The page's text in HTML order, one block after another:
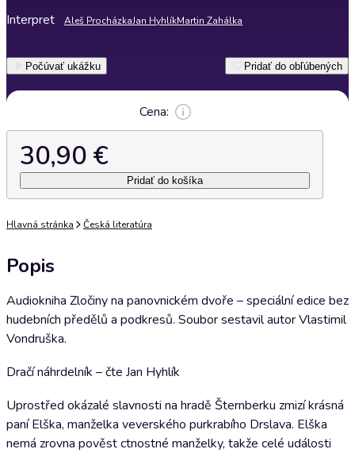
Interpret Aleš ProcházkaJan HyhlíkMartin Zahálka
Počúvať ukážku Pridať do obľúbených
Cena:
30,90 €
Pridať do košíka
Hlavná stránka Česká literatúra
Popis
Audiokniha Zločiny na panovnickém dvoře – speciální edice bez
hudebních předělů a podkresů. Soubor sestavil autor Vlastimil
Vondruška.
Dračí náhrdelník – čte Jan Hyhlík
Uprostřed okázalé slavnosti na hradě Šternberku zmizí krásná
paní Elška, manželka veverského purkrabího Drslava. Elška
nemá zrovna pověst ctnostné manželky, takže celé události